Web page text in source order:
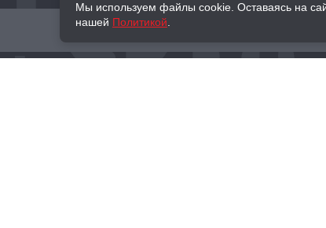
КНИГИ
Мы используем файлы cookie. Оставаясь на
нашей Политикой